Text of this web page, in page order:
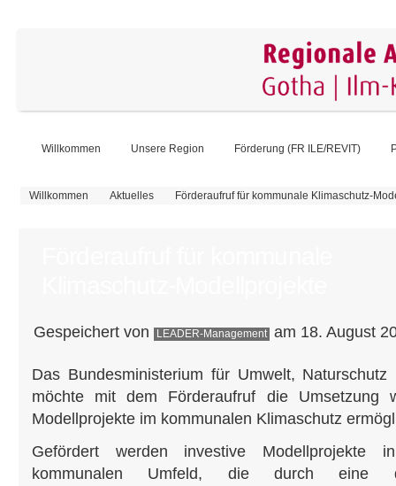
Willkommen Unsere Region Förderung (FR ILE/REVIT)
Sie sind hier
Willkommen Aktuelles Förderaufruf für kommunale Klimaschutz-
Gespeichert von LEADER-Management am 18. August
Das Bundesministerium für Umwelt,
möchte mit dem Förderaufruf die Umsetzung
Modellprojekte im kommunalen Klimaschutz
Gefördert werden investive Modellprojekte
kommunalen Umfeld, die durch eine